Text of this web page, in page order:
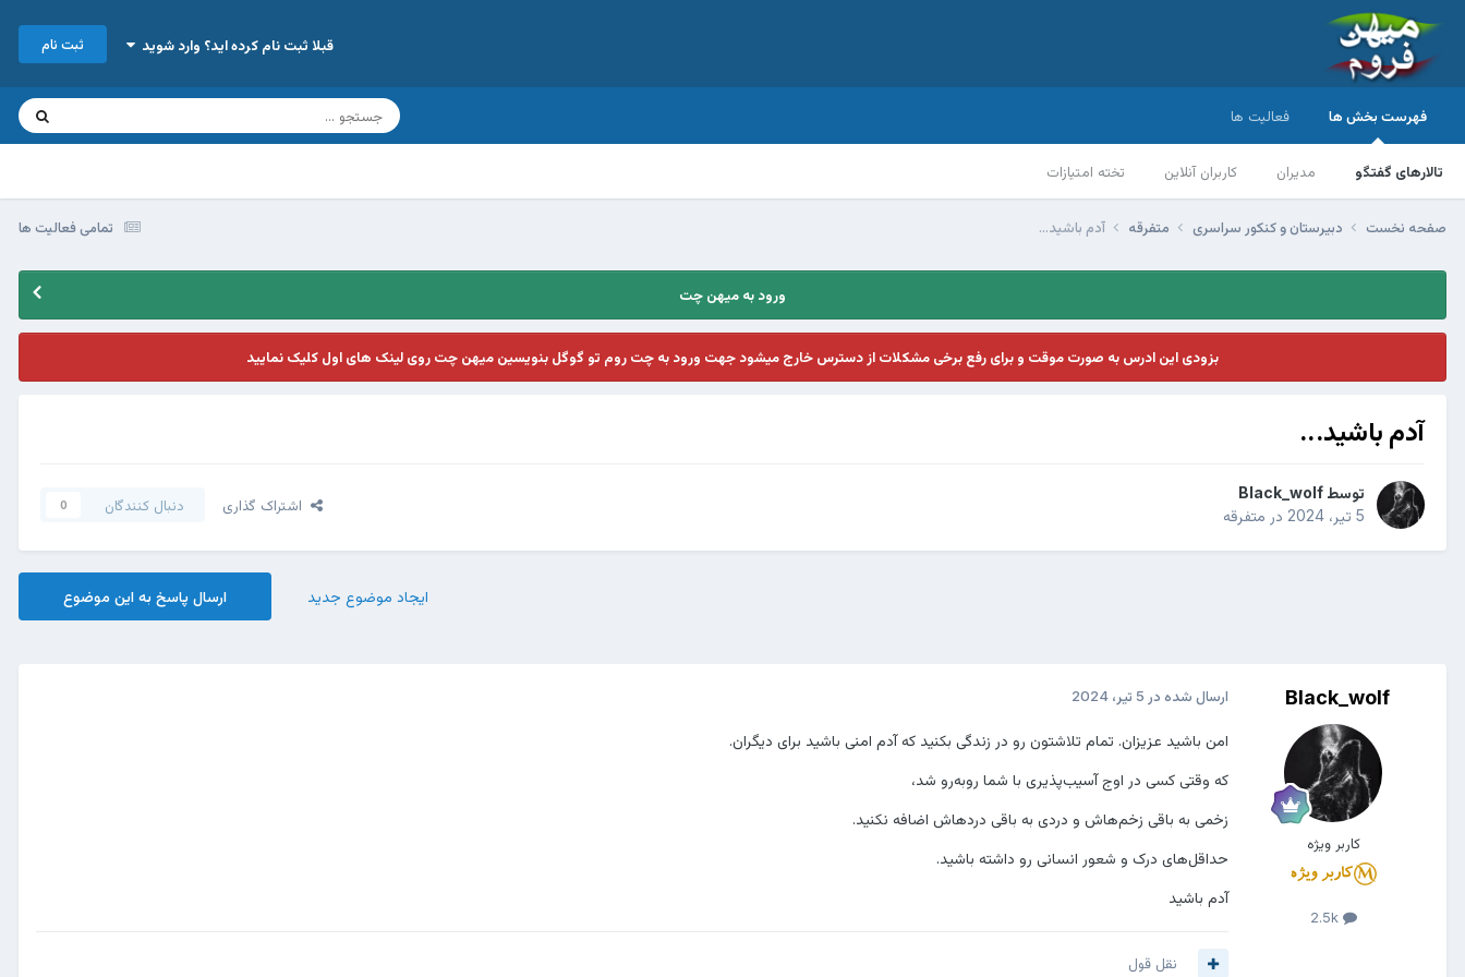
قبلا ثبت نام کرده اید؟ وارد شوید ثبت نام
فهرست بخش ها
تالارهای گفتگو مدیران کاربران آنلاین تخته امتیازات
فعالیت ها
تمامی فعالیت ها صفحه نخست دبیرستان و کنکور سراسری متفرقه آدم باشید...
ورود به میهن چت
بزودی این ادرس به صورت موقت و برای رفع برخی مشکلات از دسترس خارج میشود جهت ورود به چت روم تو گوگل بنویسین میهن چت روی لینک های اول کلیک نمایید
آدم باشید...
توسط Black_wolf
5 تیر، 2024
در متفرقه
اشتراک گذاری دنبال کنندگان 0
ارسال پاسخ به این موضوع ایجاد موضوع جدید
Black_wolf
کاربر ویژه
2.5k
ارسال شده در 5 تیر، 2024
‏امن باشید عزیزان. تمام تلاشتون رو در زندگی بکنید که آدم امنی باشید برای دیگران.
که وقتی کسی در اوج آسیب‌پذیری با شما روبه‌رو شد،
زخمی به باقی زخم‌هاش و دردی به باقی دردهاش اضافه نکنید.
حداقل‌های درک و شعور انسانی رو داشته باشید.
آدم باشید
نقل قول